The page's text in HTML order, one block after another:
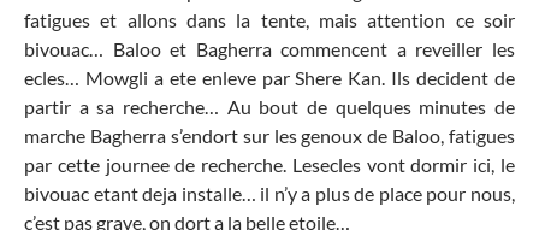
fatigues et allons dans la tente, mais attention ce soir
bivouac… Baloo et Bagherra commencent a reveiller les
ecles… Mowgli a ete enleve par Shere Kan. Ils decident de
partir a sa recherche… Au bout de quelques minutes de
marche Bagherra s’endort sur les genoux de Baloo, fatigues
par cette journee de recherche. Lesecles vont dormir ici, le
bivouac etant deja installe… il n’y a plus de place pour nous,
c’est pas grave, on dort a la belle etoile…